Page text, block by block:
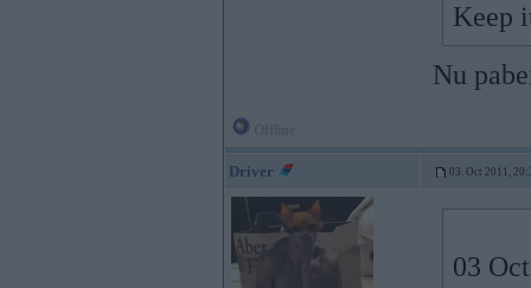
Keep
Nu
Driver 03. Oct 2011,
03